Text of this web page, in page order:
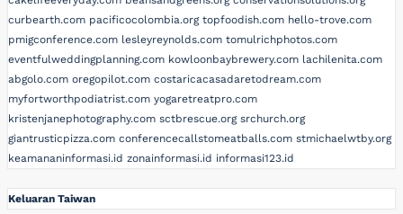
curbearth.com pacificocolombia.org topfoodish.com hello-trove.com
pmigconference.com lesleyreynolds.com tomulrichphotos.com
eventfulweddingplanning.com kowloonbaybrewery.com lachilenita.com
abgolo.com oregopilot.com costaricacasadaretodream.com
myfortworthpodiatrist.com yogaretreatpro.com
kristenjanephotography.com sctbrescue.org srchurch.org
giantrusticpizza.com conferencecallstomeatballs.com stmichaelwtby.org
keamananinformasi.id zonainformasi.id informasi123.id
Keluaran Taiwan